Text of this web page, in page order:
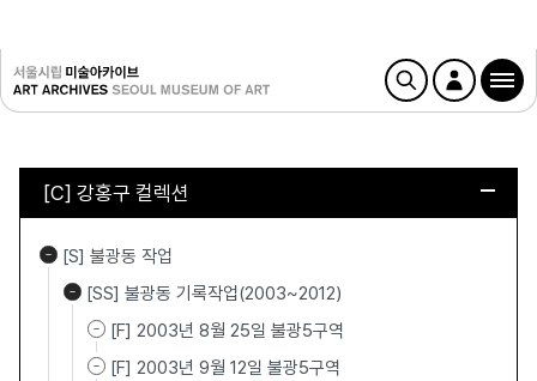
[C] 강홍구 컬렉션
[S] 불광동 작업
[SS] 불광동 기록작업(2003~2012)
[F] 2003년 8월 25일 불광5구역
[F] 2003년 9월 12일 불광5구역